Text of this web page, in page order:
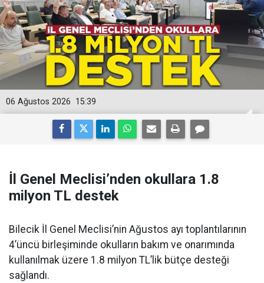
15:39
06 Ağustos 2026
İl Genel Meclisi’nden okullara 1.8
milyon TL destek
Bilecik İl Genel Meclisi’nin Ağustos ayı toplantılarının
4’üncü birleşiminde okulların bakım ve onarımında
kullanılmak üzere 1.8 milyon TL’lik bütçe desteği
sağlandı.